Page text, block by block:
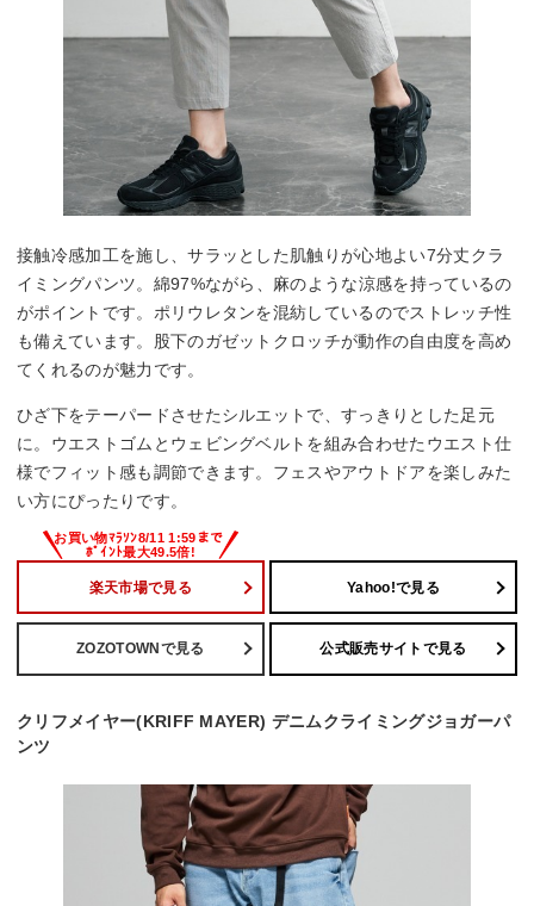
接触冷感加工を施し、サラッとした肌触りが心地よい7分丈クラ
イミングパンツ。綿97%ながら、麻のような涼感を持っているの
がポイントです。ポリウレタンを混紡しているのでストレッチ性
も備えています。股下のガゼットクロッチが動作の自由度を高め
てくれるのが魅力です。
ひざ下をテーパードさせたシルエットで、すっきりとした足元
に。ウエストゴムとウェビングベルトを組み合わせたウエスト仕
様でフィット感も調節できます。フェスやアウトドアを楽しみた
い方にぴったりです。
楽天市場で見る Yahoo!で見る
ZOZOTOWNで見る 公式販売サイトで見る
クリフメイヤー(KRIFF MAYER) デニムクライミングジョガーパ
ンツ